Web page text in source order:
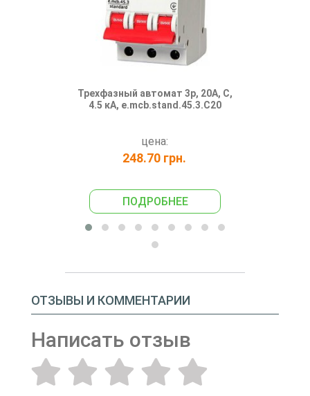
Трехфазный автомат 3р, 20А, C,
4.5 кА, e.mcb.stand.45.3.C20
цена:
248.70 грн.
ПОДРОБНЕЕ
ОТЗЫВЫ И КОММЕНТАРИИ
Написать отзыв